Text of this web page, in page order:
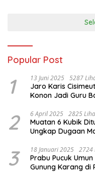
Popular Post
1 13 Juni 2025 5287
Jaro Karis
Konon Jadi Guru
2 6 April 2025 2825
Muatan 6 Kubik
Ungkap Dugaan
3 18 Januari 2025 2724
Prabu Pucuk
Gunung Karang di